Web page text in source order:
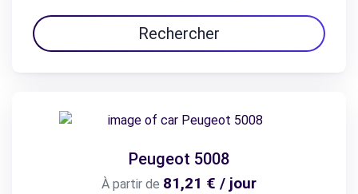
Rechercher
Peugeot 5008
À partir de 81,21 € / jour